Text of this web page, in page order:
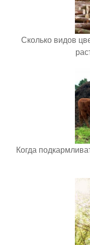
Сколько видов
Когда